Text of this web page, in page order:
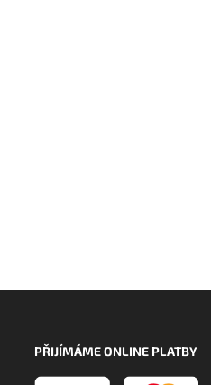
PŘIJÍMÁME ONLINE PLATBY